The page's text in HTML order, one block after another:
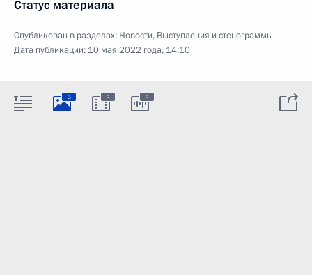
Статус материала
Опубликован в разделах: Новости, Выступления и стенограммы
Дата публикации: 10 мая 2022 года, 14:10
3 : :